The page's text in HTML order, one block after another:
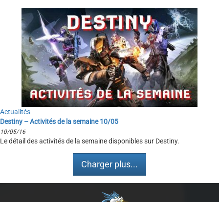
Actualités
Destiny – Activités de la semaine 10/05
10/05/16
Le détail des activités de la semaine disponibles sur Destiny.
Charger plus...